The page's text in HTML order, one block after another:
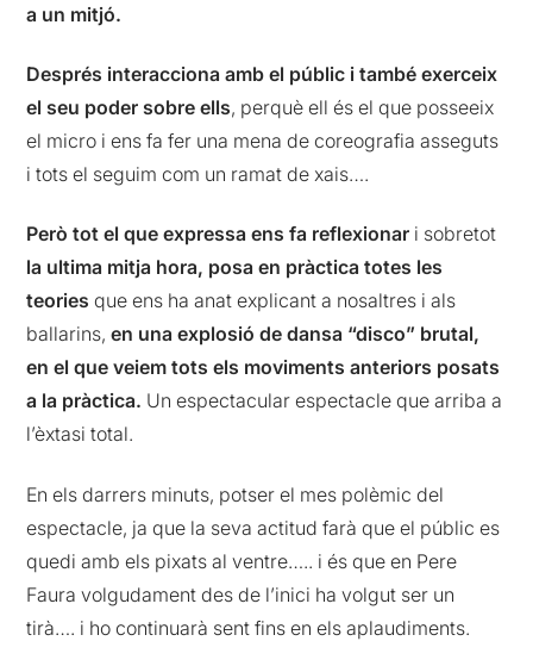
a un mitjó.
Després interacciona amb el públic i també exerceix
el seu poder sobre ells, perquè ell és el que posseeix
el micro i ens fa fer una mena de coreografia asseguts
i tots el seguim com un ramat de xais….
Però tot el que expressa ens fa reflexionar i sobretot
la ultima mitja hora, posa en pràctica totes les
teories que ens ha anat explicant a nosaltres i als
ballarins,en una explosió de dansa “disco” brutal,
en el que veiem tots els moviments anteriors posats
a la pràctica. Un espectacular espectacle que arriba a
l’èxtasi total.
En els darrers minuts, potser el mes polèmic del
espectacle, ja que la seva actitud farà que el públic es
quedi amb els pixats al ventre….. i és que en Pere
Faura volgudament des de l’inici ha volgut ser un
tirà…. i ho continuarà sent fins en els aplaudiments.